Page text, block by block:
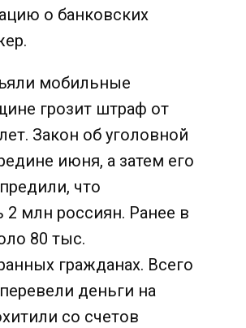
о банковских
мобильные
грозит штраф от
Закон об уголовной
июня, а затем его
что
2 млн россиян. Ранее в
80 тыс.
гражданах. Всего
деньги на
со счетов